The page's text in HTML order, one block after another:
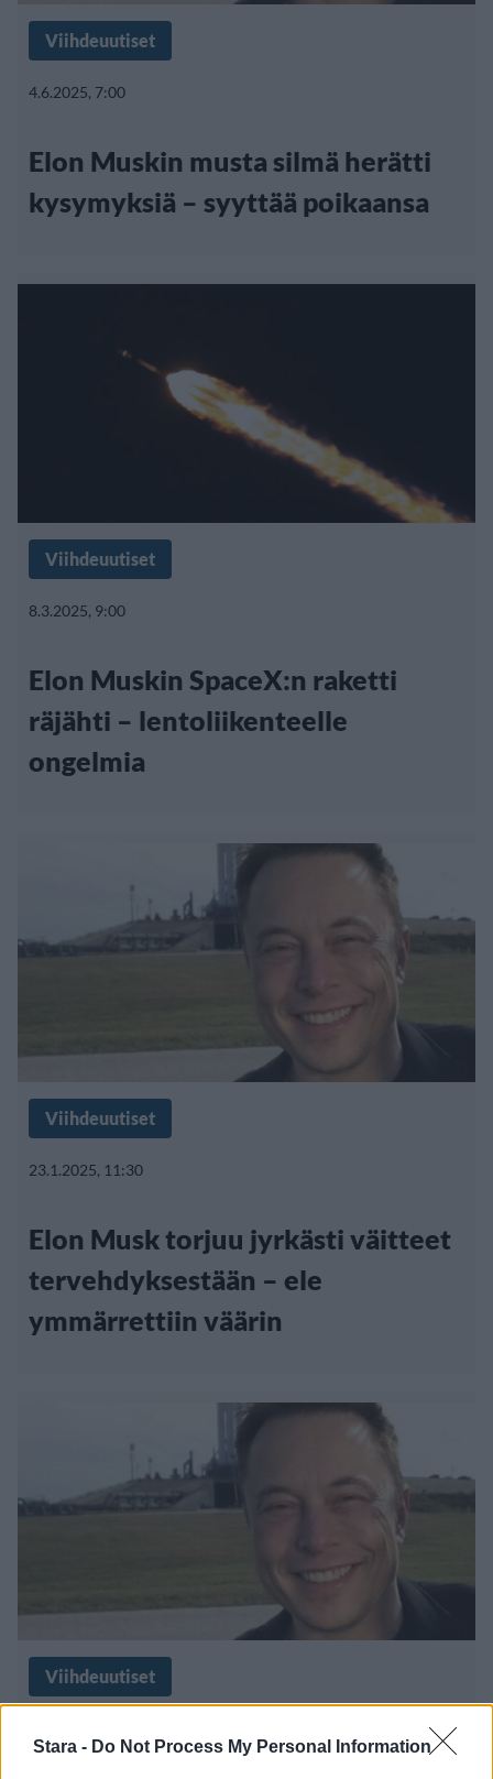
Stara - Do Not Process My Personal Information
Viihdeuutiset
4.6.2025, 7:00
Elon Muskin musta silmä herätti
kysymyksiä – syyttää poikaansa
Viihdeuutiset
8.3.2025, 9:00
Elon Muskin SpaceX:n raketti
räjähti – lentoliikenteelle
ongelmia
Viihdeuutiset
23.1.2025, 11:30
Elon Musk torjuu jyrkästi väitteet
tervehdyksestään – ele
ymmärrettiin väärin
Viihdeuutiset